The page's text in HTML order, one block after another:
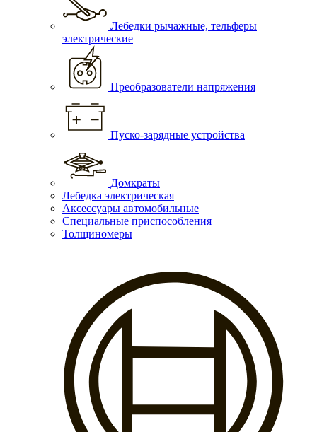
Лебедки рычажные, тельферы
электрические
Преобразователи напряжения
Пуско-зарядные устройства
Домкраты
Лебедка электрическая
Аксессуары автомобильные
Специальные приспособления
Толщиномеры